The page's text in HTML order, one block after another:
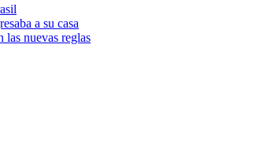
a su casa
las nuevas reglas